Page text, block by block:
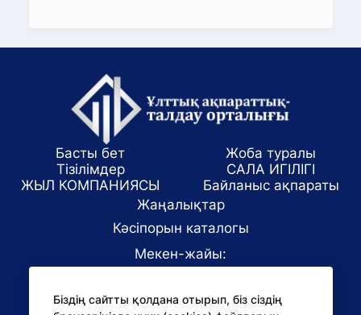
Біздің сайтты қолдана отырып, біз сіздің
Басты бет
Жоба туралы
Тізілімдер
САЛА ИГІЛІГІ
ЖЫЛ КОМПАНИЯСЫ
Байланыс ақпараты
Жаңалықтар
Кәсіпорын каталогы
Мекен-жайы:
E-mail: